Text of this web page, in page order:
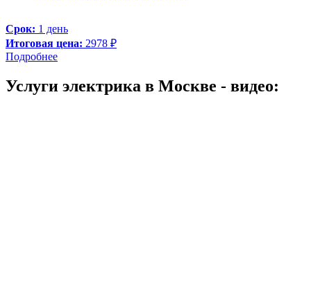
Срок: 1 день
Итоговая цена: 2978 ₽
Подробнее
Услуги электрика в Москве - видео: